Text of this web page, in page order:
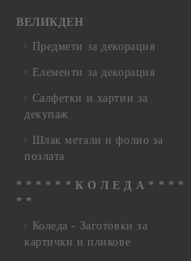
ВЕЛИКДЕН
Предмети за декорация
Елементи за декорация
Салфетки и хартии за
декупаж
Шлак метали и фолио за
позлата
* * * * * * К О Л Е Д А * * * *
* *
Коледа - Заготовки за
картички и пликове